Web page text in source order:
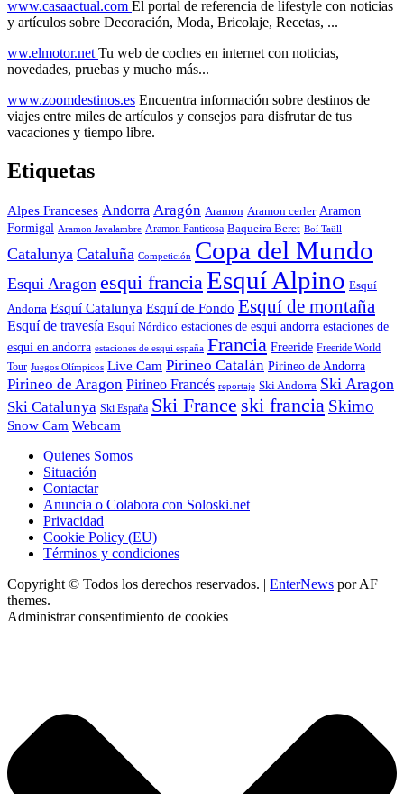
www.casaactual.com El portal de referencia de lifestyle con noticias
y artículos sobre Decoración, Moda, Bricolaje, Recetas, ...
ww.elmotor.net Tu web de coches en internet con noticias,
novedades, pruebas y mucho más...
www.zoomdestinos.es Encuentra información sobre destinos de
viajes entre miles de artículos y consejos para disfrutar de tus
vacaciones y tiempo libre.
Etiquetas
Alpes Franceses Andorra Aragón Aramon Aramon cerler Aramon
Formigal Aramon Javalambre Aramon Panticosa Baqueira Beret Boí Taüll
Catalunya Cataluña Competición Copa del Mundo
Esqui Aragon esqui francia Esquí Alpino Esquí
Andorra Esquí Catalunya Esquí de Fondo Esquí de montaña
Esquí de travesía Esquí Nórdico estaciones de esqui andorra estaciones de
esqui en andorra estaciones de esqui españa Francia Freeride Freeride World
Tour Juegos Olímpicos Live Cam Pirineo Catalán Pirineo de Andorra
Pirineo de Aragon Pirineo Francés reportaje Ski Andorra Ski Aragon
Ski Catalunya Ski España Ski France ski francia Skimo
Snow Cam Webcam
Quienes Somos
Situación
Contactar
Anuncia o Colabora con Soloski.net
Privacidad
Cookie Policy (EU)
Términos y condiciones
Copyright © Todos los derechos reservados. | EnterNews por AF
themes.
Administrar consentimiento de cookies